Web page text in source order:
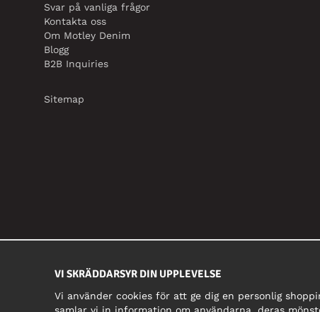
Svar på vanliga frågor
Kontakta oss
Om Motley Denim
Blogg
B2B Inquiries
Sitemap
VI SKRÄDDARSYR DIN UPPLEVELSE
Vi använder cookies för att ge dig en personlig